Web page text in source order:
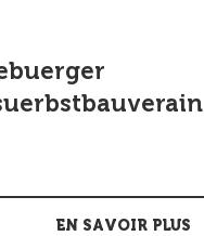
EN SAVOIR PLUS